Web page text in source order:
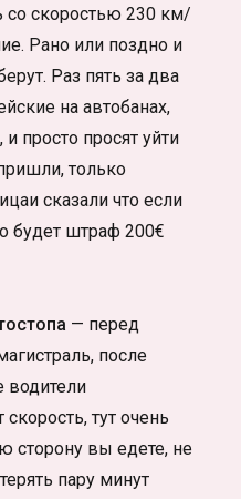
со скоростью 230 км/
Рано или поздно и
Раз пять за два
на автобанах,
просто просят уйти
только
сказали что если
будет штраф 200€
— перед
после
водители
тут очень
сторону вы едете, не
пару минут